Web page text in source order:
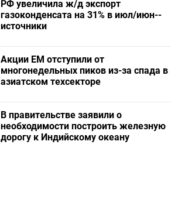
РФ увеличила ж/д экспорт
газоконденсата на 31% в июл/июн--
источники
Акции ЕМ отступили от
многонедельных пиков из-за спада в
азиатском техсекторе
В правительстве заявили о
необходимости построить железную
дорогу к Индийскому океану